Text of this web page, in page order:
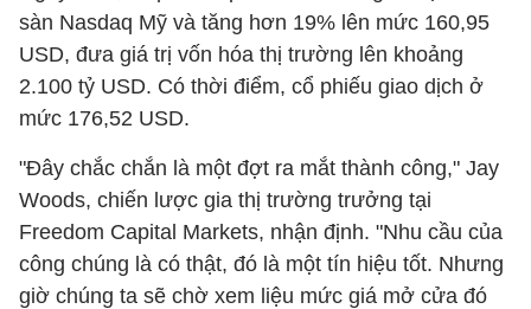
sàn Nasdaq Mỹ và tăng hơn 19% lên mức 160,95
USD, đưa giá trị vốn hóa thị trường lên khoảng
2.100 tỷ USD. Có thời điểm, cổ phiếu giao dịch ở
mức 176,52 USD.
"Đây chắc chắn là một đợt ra mắt thành công," Jay
Woods, chiến lược gia thị trường trưởng tại
Freedom Capital Markets, nhận định. "Nhu cầu của
công chúng là có thật, đó là một tín hiệu tốt. Nhưng
giờ chúng ta sẽ chờ xem liệu mức giá mở cửa đó